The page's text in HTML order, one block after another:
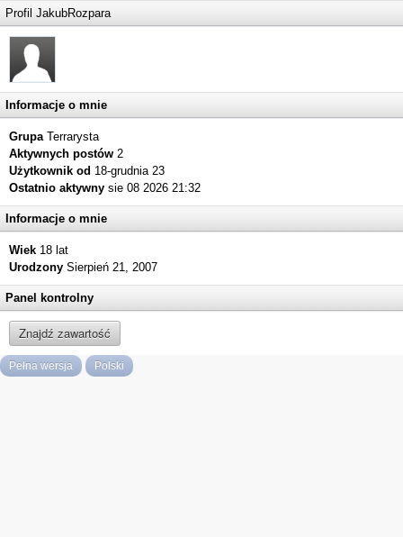
Profil JakubRozpara
Informacje o mnie
GrupaTerrarysta
Aktywnych postów 2
Użytkownik od 18-grudnia 23
Ostatnio aktywny sie 08 2026 21:32
Informacje o mnie
Wiek 18 lat
Urodzony Sierpień 21, 2007
Panel kontrolny
Znajdź zawartość
Pełna wersja Polski